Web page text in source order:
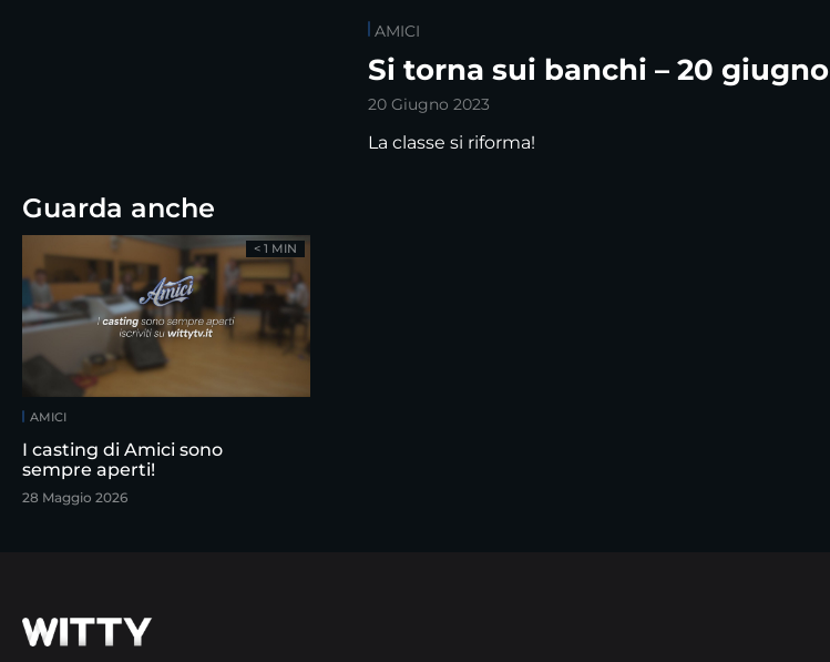
AMICI
Si torna sui banchi – 20 giugno
20 Giugno 2023
La classe si riforma!
Guarda anche
AMICI
I casting di Amici sono
sempre aperti!
28 Maggio 2026
< 1 MIN